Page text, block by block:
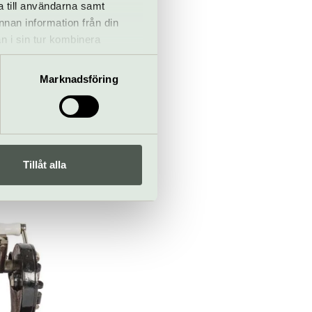
till användarna samt
information från din
i sin tur kombinera
har använt deras tjänster.
Marknadsföring
Tillåt alla
historia
ting kan
på
på